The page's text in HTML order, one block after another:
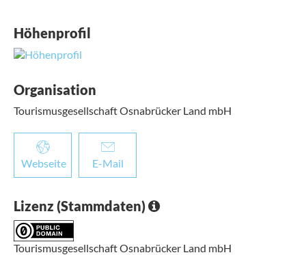
Höhenprofil
Organisation
Tourismusgesellschaft Osnabrücker Land mbH
Webseite E-Mail
Lizenz (Stammdaten)
Tourismusgesellschaft Osnabrücker Land mbH